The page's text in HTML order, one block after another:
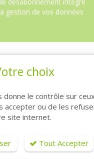
gestion de vos données
? Vous êtes au
la vente de graines en
choix
le contrôle sur
accepter ou de les
site internet.
Tout Accepter